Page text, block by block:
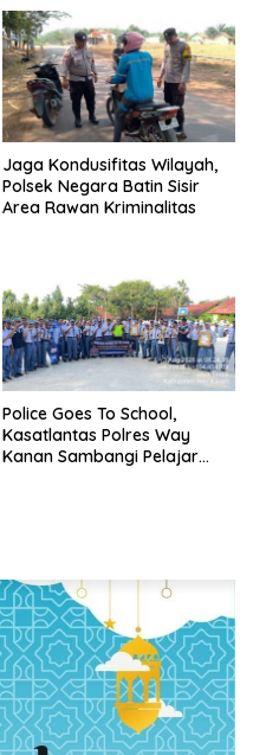
Jaga Kondusifitas Wilayah,
Polsek Negara Batin Sisir
Area Rawan Kriminalitas
Police Goes To School,
Kasatlantas Polres Way
Kanan Sambangi Pelajar